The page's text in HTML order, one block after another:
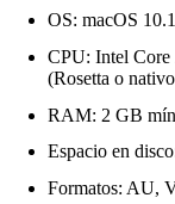
OS: macOS
CPU: Intel
(Rosetta o
RAM: 2 GB
Espacio en
Formatos: AU,